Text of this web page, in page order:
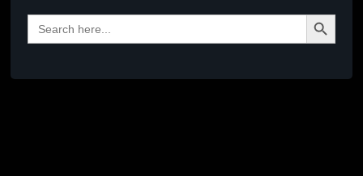
Search
for:
Search Button